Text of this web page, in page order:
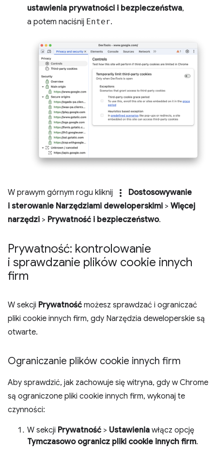
ustawienia prywatności i bezpieczeństwa,
a potem naciśnij Enter.
W prawym górnym rogu kliknij more_vert
Dostosowywanie
i sterowanie Narzędziami deweloperskimi > Więcej
narzędzi > Prywatność i bezpieczeństwo.
Prywatność: kontrolowanie
i sprawdzanie plików cookie innych
firm
W sekcji Prywatność możesz sprawdzać i ograniczać
pliki cookie innych firm, gdy Narzędzia deweloperskie są
otwarte.
Ograniczanie plików cookie innych firm
Aby sprawdzić, jak zachowuje się witryna, gdy w Chrome
są ograniczone pliki cookie innych firm, wykonaj te
czynności:
W sekcji Prywatność > Ustawienia włącz opcję
Tymczasowo ogranicz pliki cookie innych firm.